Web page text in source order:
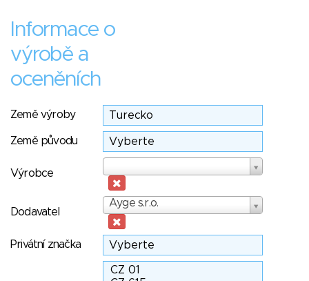
Informace o
výrobě a
oceněních
Země výroby
Země původu
Výrobce
Dodavatel
Ayge s.r.o.
Dodavatel
Privátní značka